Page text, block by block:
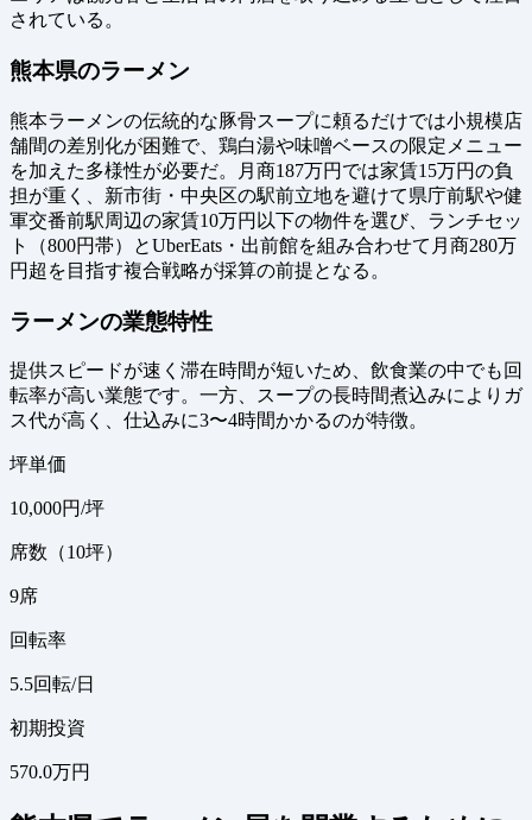
されている。
熊本県のラーメン
熊本ラーメンの伝統的な豚骨スープに頼るだけでは小規模店
舗間の差別化が困難で、鶏白湯や味噌ベースの限定メニュー
を加えた多様性が必要だ。月商187万円では家賃15万円の負
担が重く、新市街・中央区の駅前立地を避けて県庁前駅や健
軍交番前駅周辺の家賃10万円以下の物件を選び、ランチセッ
ト（800円帯）とUberEats・出前館を組み合わせて月商280万
円超を目指す複合戦略が採算の前提となる。
ラーメンの業態特性
提供スピードが速く滞在時間が短いため、飲食業の中でも回
転率が高い業態です。一方、スープの長時間煮込みによりガ
ス代が高く、仕込みに3〜4時間かかるのが特徴。
坪単価
10,000円/坪
席数（10坪）
9席
回転率
5.5回転/日
初期投資
570.0万円